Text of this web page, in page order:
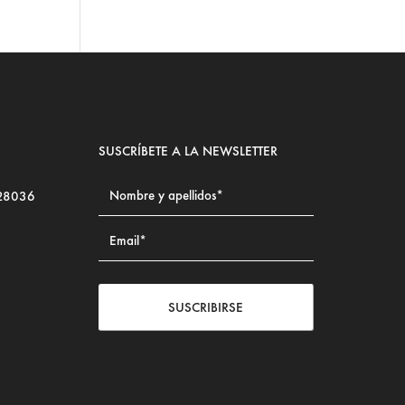
SUSCRÍBETE A LA NEWSLETTER
SUSCRIBIRSE